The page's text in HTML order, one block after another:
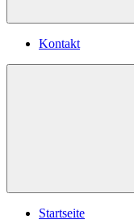
Kontakt
Startseite